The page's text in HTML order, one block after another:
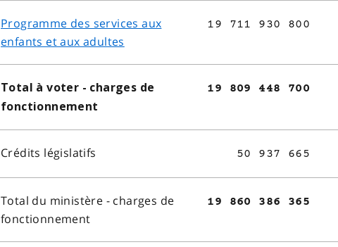
Programme des services aux
enfants et aux adultes
19 711 930 800
Total à voter - charges de
fonctionnement
19 809 448 700
Crédits législatifs 50 937 665
Total du ministère - charges de
fonctionnement
19 860 386 365